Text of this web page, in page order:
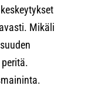
Mikäli